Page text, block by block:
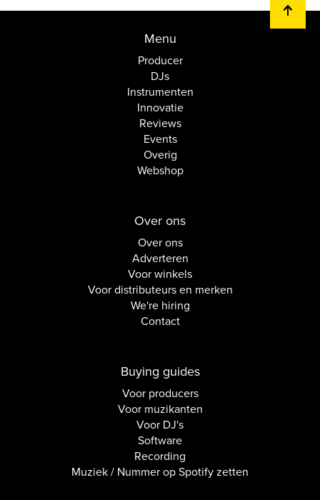
Menu
Producer
DJs
Instrumenten
Innovatie
Reviews
Events
Overig
Webshop
Over ons
Over ons
Adverteren
Voor winkels
Voor distributeurs en merken
We're hiring
Contact
Buying guides
Voor producers
Voor muzikanten
Voor DJ's
Software
Recording
Muziek / Nummer op Spotify zetten